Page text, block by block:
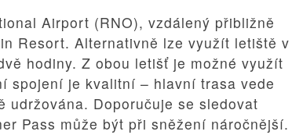
Airport (RNO), vzdálený přibližně
Resort. Alternativně lze využít letiště v
hodiny. Z obou letišť je možné využít
spojení je kvalitní – hlavní trasa vede
Doporučuje se sledovat
Pass může být při sněžení náročnější.